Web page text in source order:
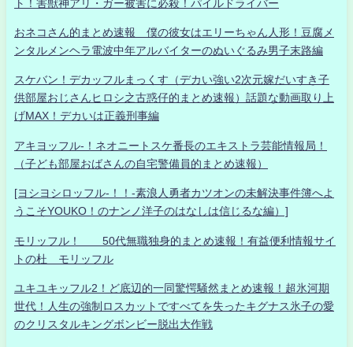
ト！害獣神アリ・ガー被害に必殺！パイルドライバー
おネコさん的まとめ速報 僕の彼女はエリーちゃん人形！豆腐メ
ンタルメンヘラ電波中年アルバイターのぬいぐるみ男子末路編
スケバン！デカッフルまっくす（デカい強い2次元嫁だいすき子
供部屋おじさんヒロシ之古惑仔的まとめ速報）話題な動画取り上
げMAX！デカいは正義刑事編
アキヨッフル-！ネオニートスケ番長のエキストラ芸能情報局！
（子ども部屋おばさんの自宅警備員的まとめ速報）
[ヨシヨシロッフル-！！-素浪人勇者カツオンの未解決事件簿へよ
うこそYOUKO！のナンノ洋子のはなしは信じるな編）]
モリッフル！ 50代無職独身的まとめ速報！有益便利情報サイ
トの杜 モリッフル
ユキユキッフル2！ど底辺的一同驚愕騒然まとめ速報！超氷河期
世代！人生の強制ロスカットですべてを失ったキグナス氷子の愛
のクリスタルキングボンビー脱出大作戦